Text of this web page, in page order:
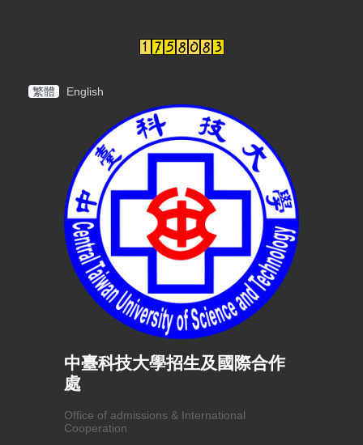
繁體 English
中臺科技大學招生及國際合作
處
Office of admissions & International
Cooperation